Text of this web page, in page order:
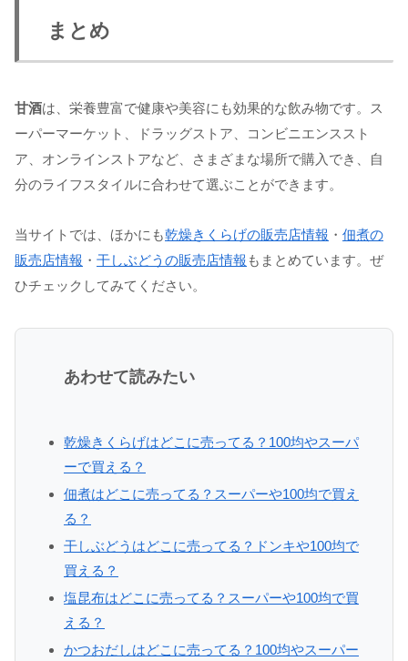
まとめ
甘酒は、栄養豊富で健康や美容にも効果的な飲み物です。ス
ーパーマーケット、ドラッグストア、コンビニエンススト
ア、オンラインストアなど、さまざまな場所で購入でき、自
分のライフスタイルに合わせて選ぶことができます。
当サイトでは、ほかにも乾燥きくらげの販売店情報 ・ 佃煮の
販売店情報 ・ 干しぶどうの販売店情報 もまとめています。ぜ
ひチェックしてみてください。
あわせて読みたい
乾燥きくらげはどこに売ってる？100均やスーパ
ーで買える？
佃煮はどこに売ってる？スーパーや100均で買え
る？
干しぶどうはどこに売ってる？ドンキや100均で
買える？
塩昆布はどこに売ってる？スーパーや100均で買
える？
かつおだしはどこに売ってる？100均やスーパー